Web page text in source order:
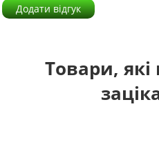
Додати відгук
Товари,